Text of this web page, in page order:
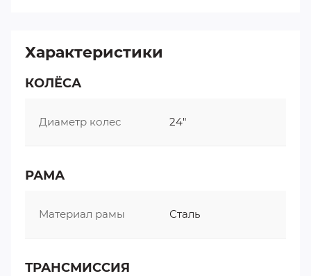
трансмиссией на 21 скорость, позволяющей
легко изменять скорость в зависимости от
условий дороги. Тормоза рассчитаны на
делают поездку на велосипеде максимально
комфортной. Стильный дизайн и яркие цвета
модным аксессуаром для активного образа
Характеристики
КОЛЁСА
Диаметр колес 24"
РАМА
Материал рамы Сталь
ТРАНСМИССИЯ